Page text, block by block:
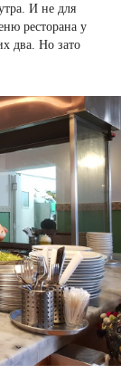
И не для
ресторана у
два. Но зато